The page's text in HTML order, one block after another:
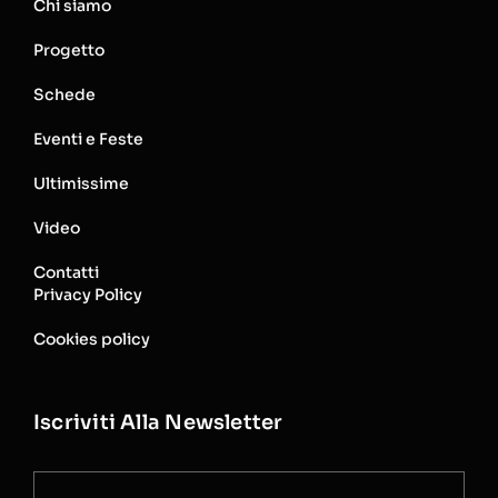
Chi siamo
Progetto
Schede
Eventi e Feste
Ultimissime
Video
Contatti
Privacy Policy
Cookies policy
Iscriviti Alla Newsletter